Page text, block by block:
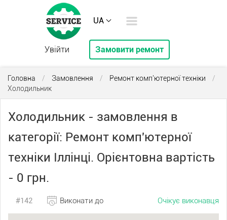
UA
Увійти Замовити ремонт
Головна / Замовлення / Ремонт комп'ютерної техніки
/
Холодильник
Холодильник - замовлення в
категорії: Ремонт комп'ютерної
техніки Іллінці. Орієнтовна вартість
- 0 грн.
#142 Очікує виконавця
Виконати до